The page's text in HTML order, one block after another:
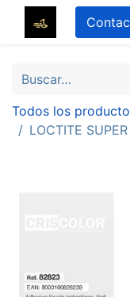
Todos los
LOCTITE